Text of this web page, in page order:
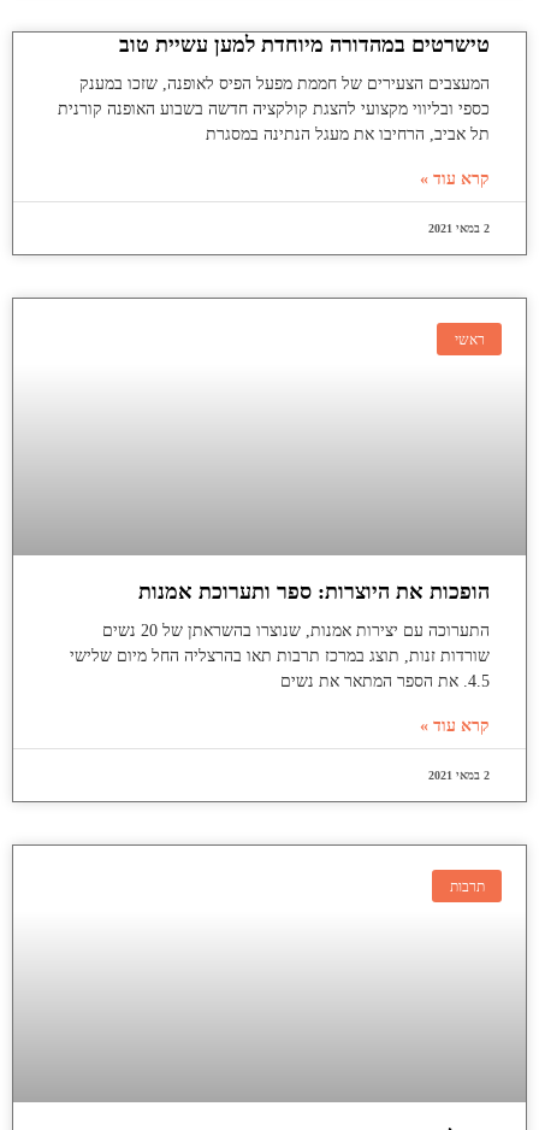
טישרטים במהדורה מיוחדת למען עשיית טוב
המעצבים הצעירים של חממת מפעל הפיס לאופנה, שזכו במענק
כספי ובליווי מקצועי להצגת קולקציה חדשה בשבוע האופנה קורנית
תל אביב, הרחיבו את מעגל הנתינה במסגרת
קרא עוד »
2 במאי 2021
ראשי
הופכות את היוצרות: ספר ותערוכת אמנות
התערוכה עם יצירות אמנות, שנוצרו בהשראתן של 20 נשים
שורדות זנות, תוצג במרכז תרבות תאו בהרצליה החל מיום שלישי
4.5. את הספר המתאר את נשים
קרא עוד »
2 במאי 2021
תרבות